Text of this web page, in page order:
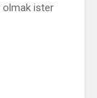
olmak ister